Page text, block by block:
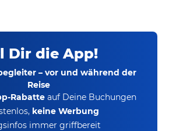
Dir die App!
– vor und während der
Reise
Rabatte auf Deine Buchungen
keine Werbung
immer griffbereit